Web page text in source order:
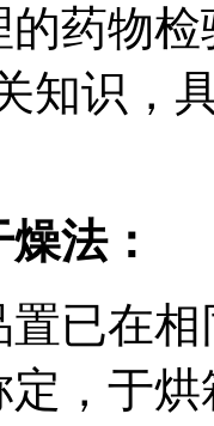
药物
知识，
法：
已在
，于